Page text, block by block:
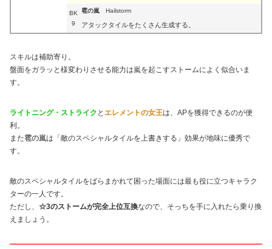
BK
9
雹の嵐 Hailstorm
アタックタイルをたくさん生成する。
スキルは補助寄り。
盤面をガラッと様変わりさせる能力は嵐を起こすストームによく似合いま
す。
ライトニング・ストライク と エレメントの女王は、APを獲得できるのが便
利。
また雹の嵐は「敵のスペシャルタイルを上書きする」効果が地味に優秀で
す。
敵のスペシャルタイルをばらまかれて困った場面には最も役に立つキャラク
ターの一人です。
ただし、 ☆3のストームが完全上位互換なので、そっちを手に入れたら乗り換
えましょう。